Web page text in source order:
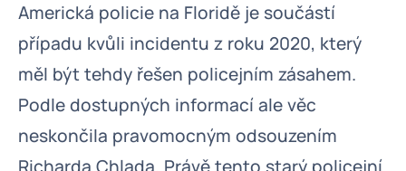
Americká policie na Floridě je součástí
případu kvůli incidentu z roku 2020, který
měl být tehdy řešen policejním zásahem.
Podle dostupných informací ale věc
neskončila pravomocným odsouzením